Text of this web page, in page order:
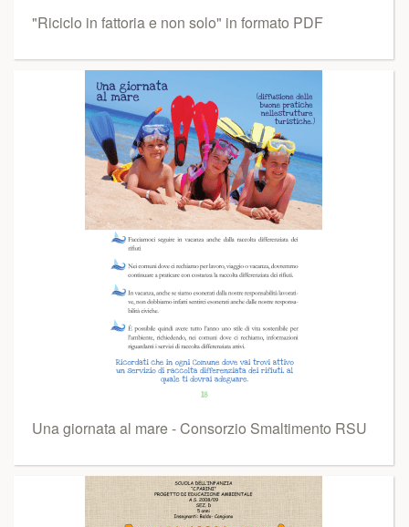
"Riciclo in fattoria e non solo" in formato PDF
Una giornata al mare - Consorzio Smaltimento RSU